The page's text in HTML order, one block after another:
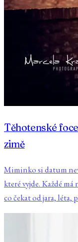
Těhotenské
zimě
Miminko si datum
které vyjde. Každé
co čekat od jara, léta,